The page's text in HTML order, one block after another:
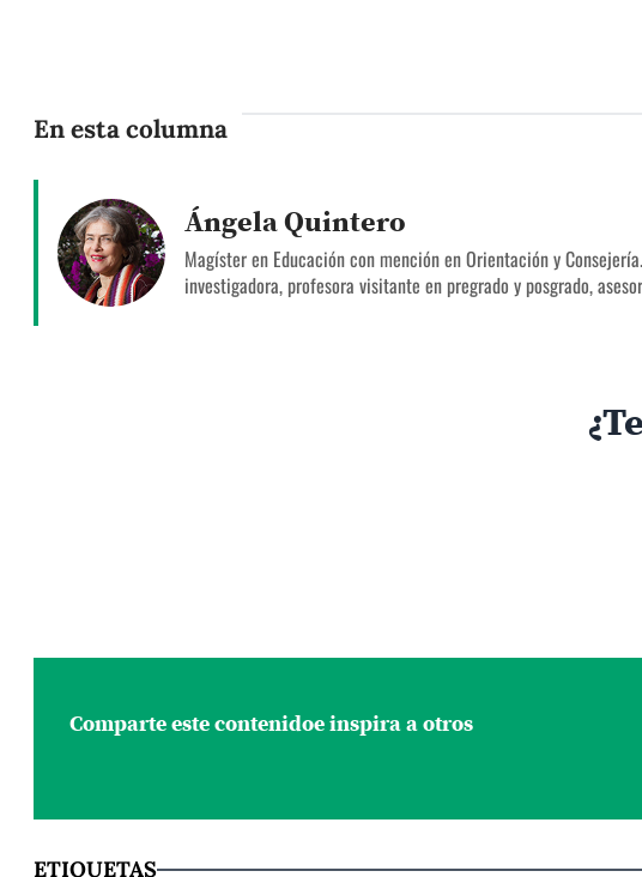
En esta columna
Ángela Quintero
Magíster en Educación con mención en Orientación y
investigadora, profesora visitante en pregrado y posgrado,
Comparte este contenidoe inspira a otros
ETIQUETAS